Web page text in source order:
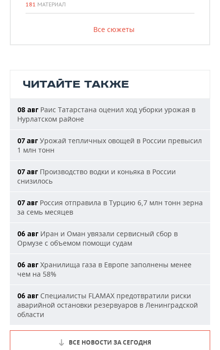
181 МАТЕРИАЛ
Все сюжеты
ЧИТАЙТЕ ТАКЖЕ
08 авг Раис Татарстана оценил ход уборки урожая в
Нурлатском районе
07 авг Урожай тепличных овощей в России превысил
1 млн тонн
07 авг Производство водки и коньяка в России
снизилось
07 авг Россия отправила в Турцию 6,7 млн тонн зерна
за семь месяцев
06 авг Иран и Оман увязали сервисный сбор в
Ормузе с объемом помощи судам
06 авг Хранилища газа в Европе заполнены менее
чем на 58%
06 авг Специалисты FLAMAX предотвратили риски
аварийной остановки резервуаров в Ленинградской
области
ВСЕ НОВОСТИ ЗА СЕГОДНЯ